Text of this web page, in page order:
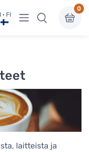
· FI Näytä valikko
0
laitteista ja